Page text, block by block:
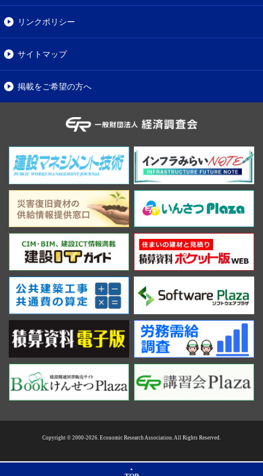
リンクポリシー
サイトマップ
掲載をご希望の方へ
Copyright © 2000-2026. Economic Research Association. All Rights Reserved.